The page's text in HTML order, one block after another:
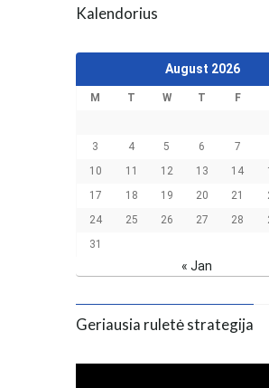
Kalendorius
August 2026
M T W T F
3
4 5 6 7
10
11 12 13 14
17
18 19 20 21
24
25 26 27 28
31
« Jan
Geriausia ruletė strategija